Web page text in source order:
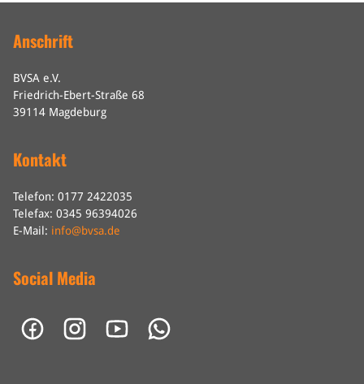
Anschrift
BVSA e.V.
Friedrich-Ebert-Straße 68
39114 Magdeburg
Kontakt
Telefon: 0177 2422035
Telefax: 0345 96394026
E-Mail: info@bvsa.de
Social Media